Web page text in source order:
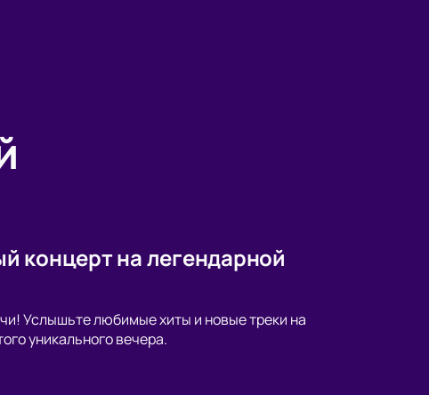
концерт на легендарной
Услышьте любимые хиты и новые треки на
уникального вечера.